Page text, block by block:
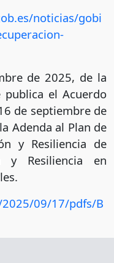
noticias/gobi
de 2025, de la
el Acuerdo
de septiembre de
Adenda al Plan de
y Resiliencia de
y Resiliencia en
09/17/pdfs/B